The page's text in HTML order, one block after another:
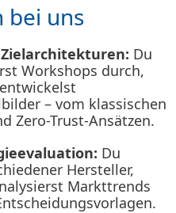
bei uns
Du
Workshops durch,
– vom klassischen
Zero-Trust-Ansätzen.
Du
Hersteller,
Markttrends